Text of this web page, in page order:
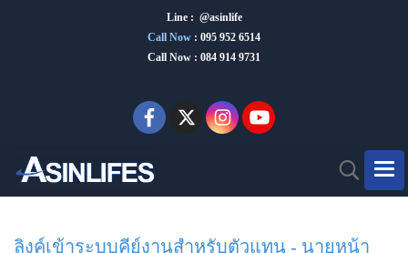
Line : @asinlife
Call Now : 095 952 6514
Call Now : 084 914 9731
ลิงค์เข้าระบบคีย์งานสำหรับตัวแทน - นายหน้า